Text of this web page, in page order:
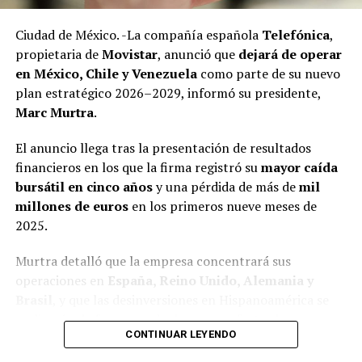
Las investigaciones encontraron que, al igual que otros
líderes sindicales en México, la gestión de Arturo Zayún
está marcada por decisiones financieras con
mecanismos poco transparentes y que le han permitido
adquirir propiedades inmuebles, realizar negocios con
tener.
Además de su función sindical, Zayún González aparece
vinculado con negocios paralelos y familiares.
reportaje anterior (https://xpectrofm.com/se-empena-
lider-del-sindicato-del-nmp-en-realizar-operaciones-
compraventa de oro, ubicado a una cuadra de una
sucursal del Monte de Piedad, llamado Presta Express.
Ciudad de México. -La compañía española Telefónica,
propietaria deMovistar, anunció que dejará de operar
en México, Chile y Venezuelacomo parte de su nuevo
plan estratégico 2026–2029, informó su presidente,
Marc Murtra.
El anuncio llega tras la presentación de resultados
financieros en los que la firma registró sumayor caída
bursátil en cinco añosy una pérdida de más demil
millones de eurosen los primeros nueve meses de
2025.
Murtra detalló que la empresa concentrará sus
operaciones en España, Reino Unido, Alemania y
realizarán de forma gradual para no afectar las
negociaciones con potenciales compradores.
CONTINUAR LEYENDO